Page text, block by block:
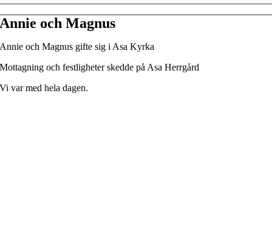
Annie och Magnus
Annie och Magnus gifte sig i Asa Kyrka
Mottagning och festligheter skedde på Asa Herrgård
Vi var med hela dagen.